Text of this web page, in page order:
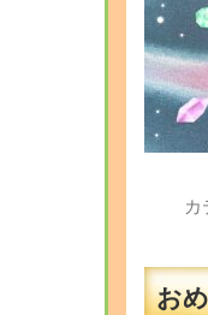
カ
お